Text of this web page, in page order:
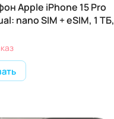
Apple iPhone 15 Pro
nano SIM + eSIM, 1 ТБ,